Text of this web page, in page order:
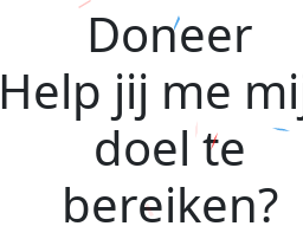
Doneer
Help jij me
doel te
bereiken?